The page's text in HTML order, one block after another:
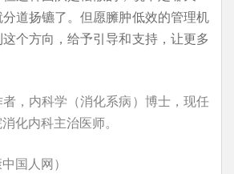
道扬镳了。但愿臃肿低效的管理机
个方向，给予引导和支持，让更多
，内科学（消化系病）博士，现任
化内科主治医师。
国人网）